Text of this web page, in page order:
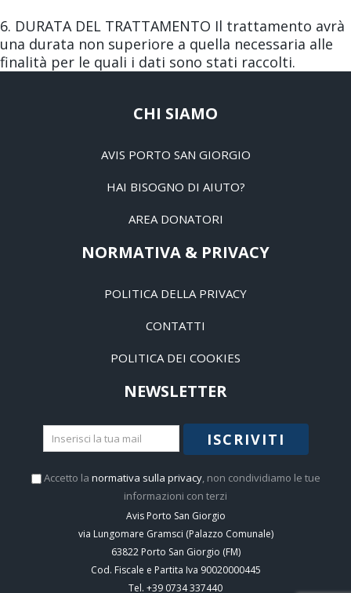
6. DURATA DEL TRATTAMENTO Il trattamento avrà
una durata non superiore a quella necessaria alle
finalità per le quali i dati sono stati raccolti.
CHI SIAMO
AVIS PORTO SAN GIORGIO
HAI BISOGNO DI AIUTO?
AREA DONATORI
NORMATIVA & PRIVACY
POLITICA DELLA PRIVACY
CONTATTI
POLITICA DEI COOKIES
NEWSLETTER
ISCRIVITI
Accetto la normativa sulla privacy, non condividiamo le tue
informazioni con terzi
Avis Porto San Giorgio
via Lungomare Gramsci (Palazzo Comunale)
63822 Porto San Giorgio (FM)
Cod. Fiscale e Partita Iva 90020000445
Tel. +39 0734 337440